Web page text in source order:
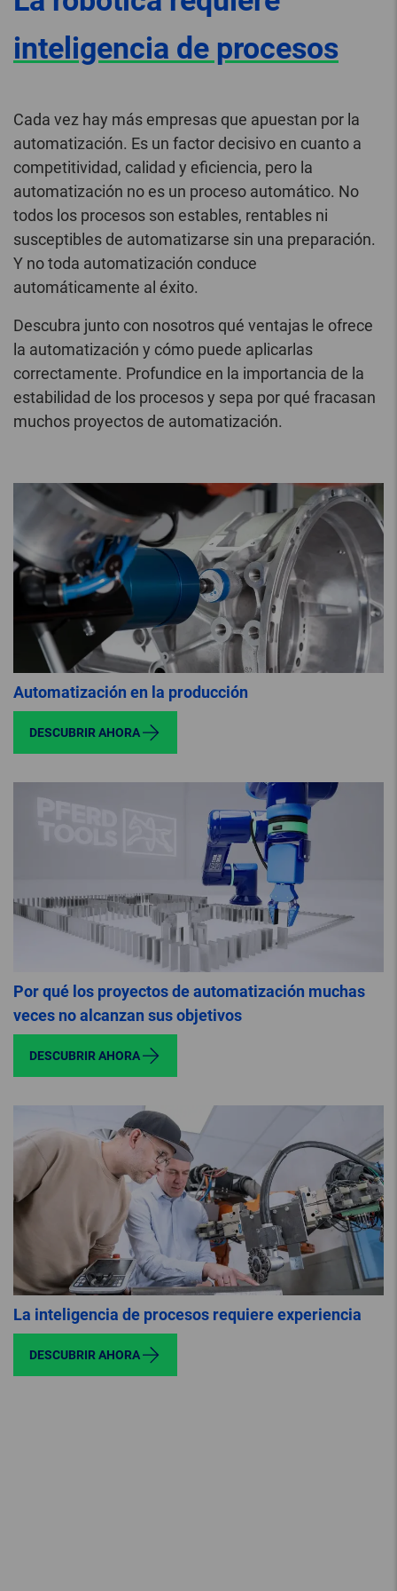
inteligencia de procesos
Cada vez hay más empresas que apuestan por la
automatización. Es un factor decisivo en cuanto a
competitividad, calidad y eficiencia, pero la
automatización no es un proceso automático. No
todos los procesos son estables, rentables ni
susceptibles de automatizarse sin una preparación.
Y no toda automatización conduce
automáticamente al éxito.
Descubra junto con nosotros qué ventajas le ofrece
la automatización y cómo puede aplicarlas
correctamente. Profundice en la importancia de la
estabilidad de los procesos y sepa por qué fracasan
muchos proyectos de automatización.
Automatización en la producción
DESCUBRIR AHORA
Por qué los proyectos de automatización muchas
veces no alcanzan sus objetivos
DESCUBRIR AHORA
La inteligencia de procesos requiere experiencia
DESCUBRIR AHORA